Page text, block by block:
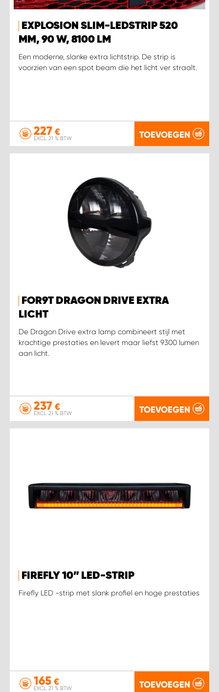
EXPLOSION SLIM-LEDSTRIP 520
MM, 90 W, 8100 LM
Een moderne, slanke extra lichtstrip. De strip is
voorzien van een spot beam die het licht ver straalt.
227 €
EXCL. 21 % BTW TOEVOEGEN
FOR9T DRAGON DRIVE EXTRA
LICHT
De Dragon Drive extra lamp combineert stijl met
krachtige prestaties en levert maar liefst 9300 lumen
aan licht.
237 €
EXCL. 21 % BTW TOEVOEGEN
FIREFLY 10” LED-STRIP
Firefly LED -strip met slank profiel en hoge prestaties
165 €
EXCL. 21 % BTW TOEVOEGEN